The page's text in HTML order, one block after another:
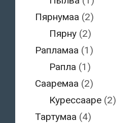
Пярнумаа (2)
Пярну (2)
Рапламаа (1)
Рапла (1)
Сааремаа (2)
Курессааре (2)
Тартумаа (4)